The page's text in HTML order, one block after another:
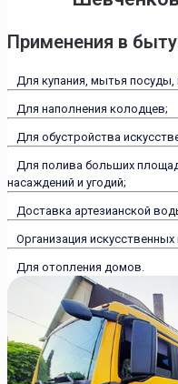
Применения в
Для купания, мытья посуды,
Для наполнения колодцев;
Для обустройства
Для полива больших
насаждений и угодий;
Доставка артезианской
Организация
Для отопления домов.